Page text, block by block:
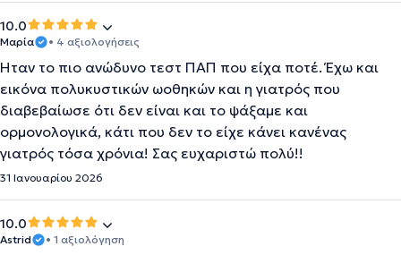
10.0
Mαρία • 4 αξιολογήσεις
Ηταν το πιο ανώδυνο τεστ ΠΑΠ που είχα ποτέ. Έχω και
εικόνα πολυκυστικών ωοθηκών και η γιατρός που
διαβεβαίωσε ότι δεν είναι και το ψάξαμε και
ορμονολογικά, κάτι που δεν το είχε κάνει κανένας
γιατρός τόσα χρόνια! Σας ευχαριστώ πολύ!!
31 Ιανουαρίου 2026
10.0
Astrid • 1 αξιολόγηση